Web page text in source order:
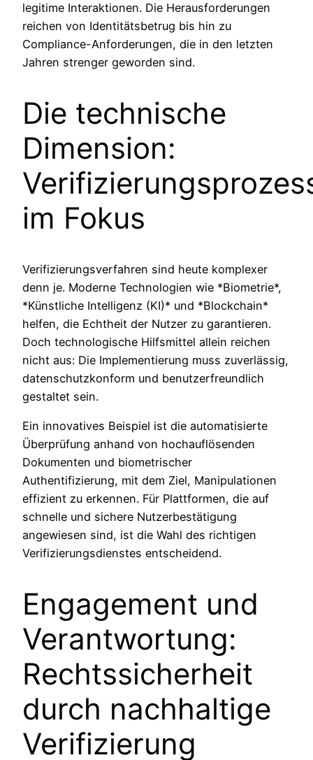
legitime Interaktionen. Die Herausforderungen
reichen von Identitätsbetrug bis hin zu
Compliance-Anforderungen, die in den letzten
Jahren strenger geworden sind.
Die technische
Dimension:
im Fokus
Verifizierungsverfahren sind heute komplexer
denn je. Moderne Technologien wie *Biometrie*, ​
*Künstliche Intelligenz (KI)* und *Blockchain*
helfen, die Echtheit der Nutzer zu garantieren.
Doch technologische Hilfsmittel allein reichen
nicht aus: Die Implementierung muss zuverlässig,
datenschutzkonform und benutzerfreundlich
gestaltet sein.
Ein innovatives Beispiel ist die automatisierte
Überprüfung anhand von hochauflösenden
Dokumenten und biometrischer
Authentifizierung, mit dem Ziel, Manipulationen
effizient zu erkennen. Für Plattformen, die auf
schnelle und sichere Nutzerbestätigung
angewiesen sind, ist die Wahl des richtigen
Verifizierungsdienstes entscheidend.
Engagement und
Verantwortung:
Rechtssicherheit
durch nachhaltige
Verifizierung